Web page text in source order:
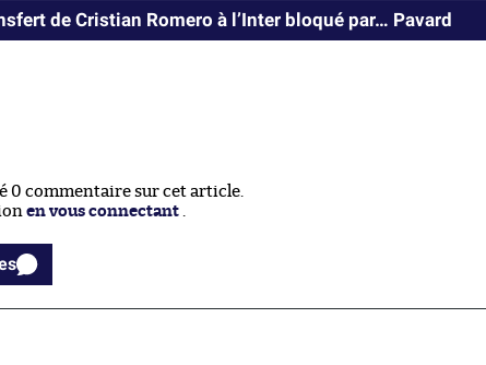
de Cristian Romero à l’Inter bloqué par… Pavard
0 commentaire sur cet article.
en vous connectant .